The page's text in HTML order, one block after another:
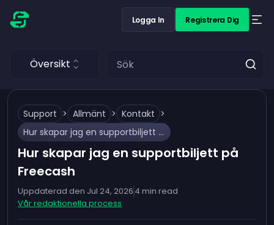
Logga In Registrera Dig
Översikt
Support > Allmänt > Kontakt >
Hur skapar jag en supportbiljett på Freecash
Hur skapar jag en supportbiljett på
Freecash
Uppdaterad den Jul 24, 2026 4 min read
Vår redaktionella process